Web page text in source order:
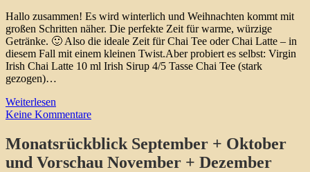
Hallo zusammen! Es wird winterlich und Weihnachten kommt mit
großen Schritten näher. Die perfekte Zeit für warme, würzige
Getränke. 🙂 Also die ideale Zeit für Chai Tee oder Chai Latte – in
diesem Fall mit einem kleinen Twist.Aber probiert es selbst: Virgin
Irish Chai Latte 10 ml Irish Sirup 4/5 Tasse Chai Tee (stark
gezogen)…
Weiterlesen
Keine Kommentare
Monatsrückblick September + Oktober
und Vorschau November + Dezember